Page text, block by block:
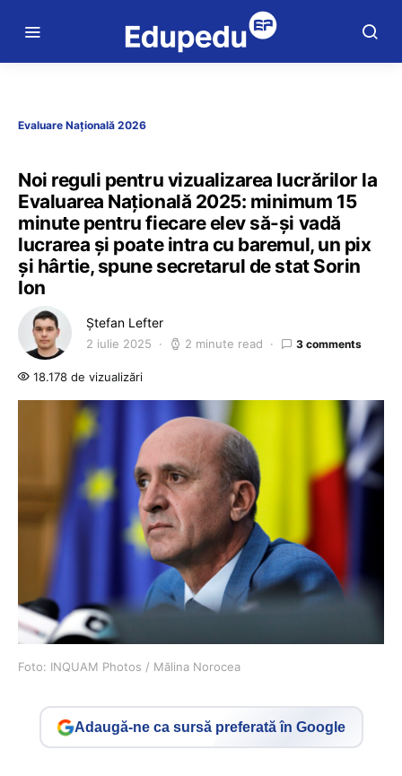
Evaluare Națională 2026
Noi reguli pentru vizualizarea lucrărilor la
Evaluarea Națională 2025: minimum 15
minute pentru fiecare elev să-și vadă
lucrarea și poate intra cu baremul, un pix
și hârtie, spune secretarul de stat Sorin
Ion
Ștefan Lefter
2 iulie 2025 2 minute read 3 comments
18.178 de vizualizări
Foto: INQUAM Photos / Mălina Norocea
Adaugă-ne ca sursă preferată în Google